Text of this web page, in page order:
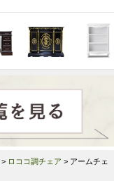
> ロココ調チェア > アームチェ